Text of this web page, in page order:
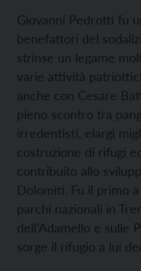
Giovanni Pedrotti fu
benefattori del
strinse un legame
varie attività
anche con Cesare
pieno scontro tra
irredentisti, elargì
costruzione di rifugi
contribuito allo
Dolomiti. Fu il primo
parchi nazionali in
dell’Adamello e sulle
sorge il rifugio a lui